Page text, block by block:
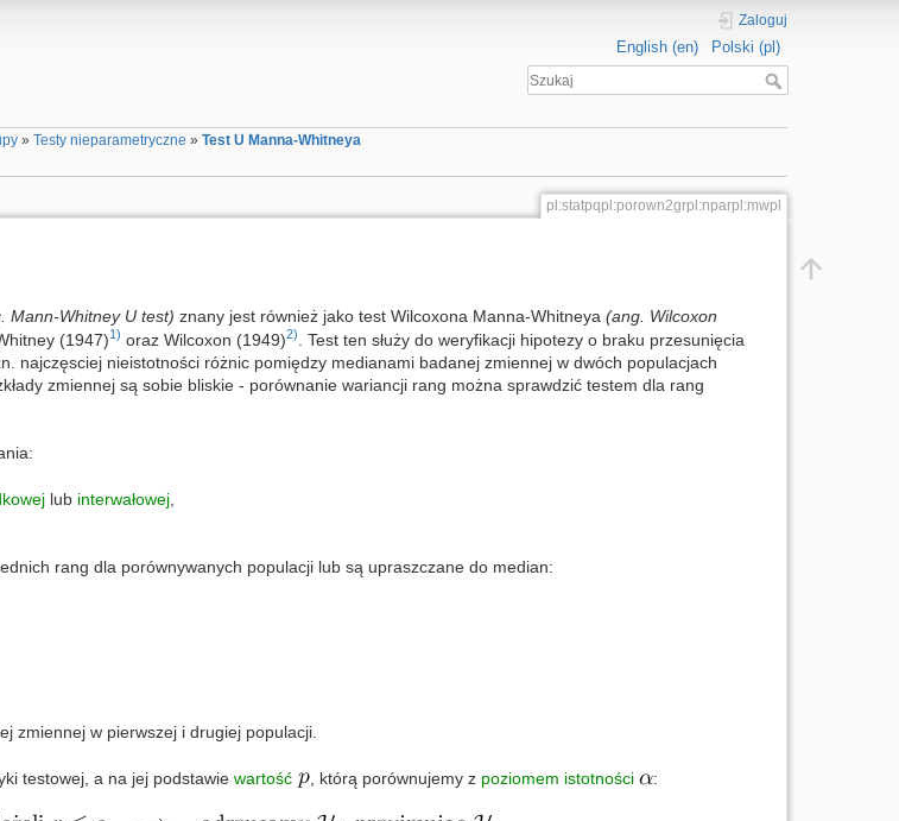
English (en) Polski (pl)
Zaloguj
»Testy nieparametryczne »Test U Manna-Whitneya
pl:statpqpl:porown2grpl:nparpl:mwpl
Mann-Whitney U test) znany jest również jako test Wilcoxona Manna-Whitneya (ang. Wilcoxon
(1947)1) oraz Wilcoxon (1949)2)
. Test ten służy do weryfikacji hipotezy o braku przesunięcia
najczęsciej nieistotności różnic pomiędzy medianami badanej zmiennej w dwóch populacjach
zmiennej są sobie bliskie - porównanie wariancji rang można sprawdzić testem dla rang
lub interwałowej,
rang dla porównywanych populacji lub są upraszczane do median:
zmiennej w pierwszej i drugiej populacji.
testowej, a na jej podstawie wartość , którą porównujemy z poziomem istotności :